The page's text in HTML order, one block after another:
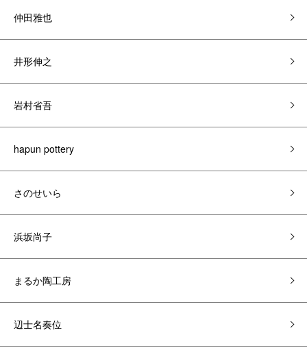
仲田雅也
井形伸之
岩村省吾
hapun pottery
さのせいら
浜坂尚子
まるか陶工房
辺士名奏位